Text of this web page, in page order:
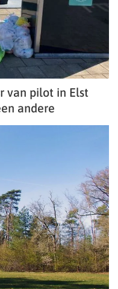
van pilot in Elst
andere